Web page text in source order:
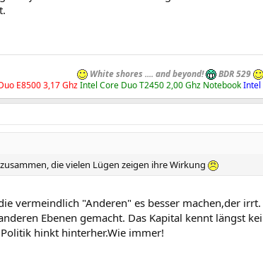
White shores .... and beyond!
BDR 529
E8500 3,17 GhzIntel Core Duo T2450 2,00 Ghz Notebook Intel
die vielen Lügen zeigen ihre Wirkung
vermeindlich "Anderen" es besser machen,der irrt.
Ebenen gemacht. Das Kapital kennt längst
hinkt hinterher.Wie immer!